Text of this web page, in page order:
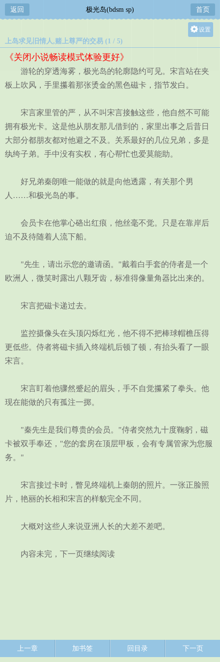
返回 极光岛(bdsm sp) 首页
设置
中
上岛求见旧情人,赌上尊严的交易 (1 / 5)
《关闭小说畅读模式体验更好》
游轮的穿透海雾，极光岛的轮廓隐约可见。宋言站在夹
板上吹风，手里攥着那张烫金的黑色磁卡，指节发白。
宋言家里管的严，从不叫宋言接触这些，他自然不可能
拥有极光卡。这是他从朋友那儿借到的，家里出事之后昔日
大部分都朋友都对他避之不及。关系最好的几位兄弟，多是
纨绔子弟。手中没有实权，有心帮忙也爱莫能助。
好兄弟秦朗唯一能做的就是向他透露，有关那个男
人……和极光岛的事。
会员卡在他掌心硌出红痕，他丝毫不觉。只是在靠岸后
迫不及待随着人流下船。
"先生，请出示您的邀请函。"戴着白手套的侍者是一个
欧洲人，微笑时露出八颗牙齿，标准得像量角器比出来的。
宋言把磁卡递过去。
监控摄像头在头顶闪烁红光，他不得不把棒球帽檐压得
更低些。侍者将磁卡插入终端机后顿了顿，有抬头看了一眼
宋言。
宋言盯着他骤然蹙起的眉头，手不自觉攥紧了拳头。他
现在能做的只有孤注一掷。
"秦先生是我们尊贵的会员。"侍者突然九十度鞠躬，磁
卡被双手奉还，"您的套房在顶层甲板，会有专属管家为您服
务。"
宋言接过卡时，瞥见终端机上秦朗的照片。一张正脸照
片，艳丽的长相和宋言的样貌完全不同。
大概对这些人来说亚洲人长的大差不差吧。
内容未完，下一页继续阅读
上一章 加书签 回目录 下一页